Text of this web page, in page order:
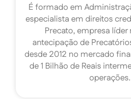
É formado em
especialista em direitos
Precato, empresa líder
antecipação de
desde 2012 no mercado
de 1 Bilhão de Reais
operações.